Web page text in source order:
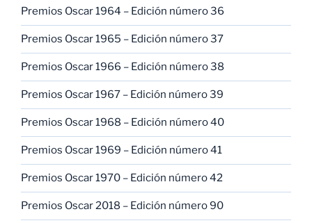
Premios Oscar 1964 – Edición número 36
Premios Oscar 1965 – Edición número 37
Premios Oscar 1966 – Edición número 38
Premios Oscar 1967 – Edición número 39
Premios Oscar 1968 – Edición número 40
Premios Oscar 1969 – Edición número 41
Premios Oscar 1970 – Edición número 42
Premios Oscar 2018 – Edición número 90